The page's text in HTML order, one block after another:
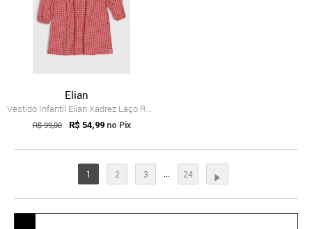
Elian
Vestido Infantil Elian Xadrez Laço Rosa
R$ 99,00 R$ 54,99 no Pix
1 2 3 24